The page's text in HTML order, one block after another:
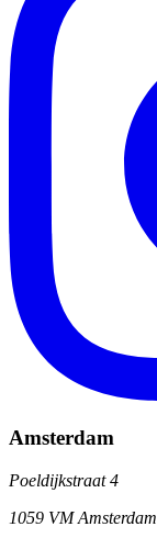
Amsterdam
Poeldijkstraat 4
1059 VM Amsterdam